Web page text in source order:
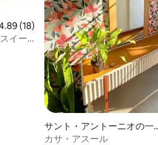
ュー18件、5つ星中4.89つ星の平均
(18)
イー
サント・アントーニオの一
家
カサ・アスール